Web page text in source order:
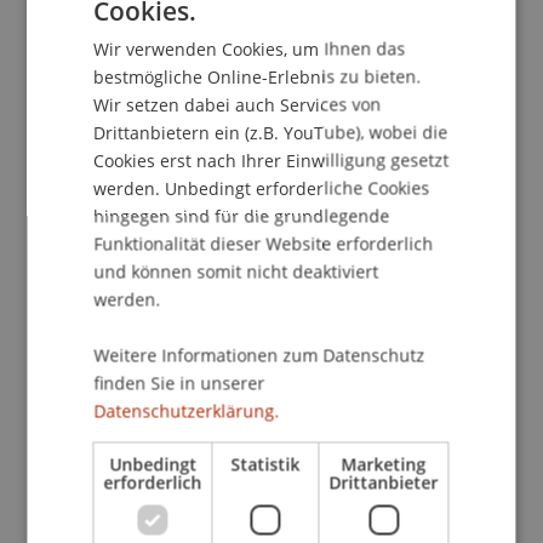
Ich bin wieder ich selbst geworden – und
gleichzeitig eine neue, offenere Version von mir.
Ich glaube, ich werde ein Stück Australien
mitnehmen, selbst wenn ich wieder nach Hause
gehe. Vielleicht wird sich Tirol dann ein wenig
anders anfühlen – immer noch vertraut, aber
durch andere Augen gesehen.
Perspektive verändert hat. Als ich angekommen
bin, habe ich oft nach dem gesucht, was sich hier
gemeinsam haben. Doch durch den Kontakt mit
verschiedenen Kulturen merkt man, wie wenig
wir eigentlich gemeinsam haben – und trotzdem
Cookies.
Wir verwenden Cookies, um Ihnen das
bestmögliche Online-Erlebnis zu bieten.
Wir setzen dabei auch Services von
Drittanbietern ein (z.B. YouTube), wobei die
Cookies erst nach Ihrer Einwilligung gesetzt
werden. Unbedingt erforderliche Cookies
hingegen sind für die grundlegende
Funktionalität dieser Website erforderlich
und können somit nicht deaktiviert
werden.
Weitere Informationen zum Datenschutz
finden Sie in unserer
Datenschutzerklärung.
Unbedingt
erforderlich
Statistik Marketing
Drittanbieter